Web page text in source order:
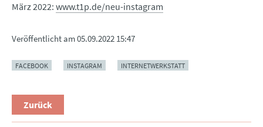
März 2022: www.t1p.de/neu-instagram
Veröffentlicht am05.09.2022 15:47
FACEBOOK INSTAGRAM INTERNETWERKSTATT
Zurück